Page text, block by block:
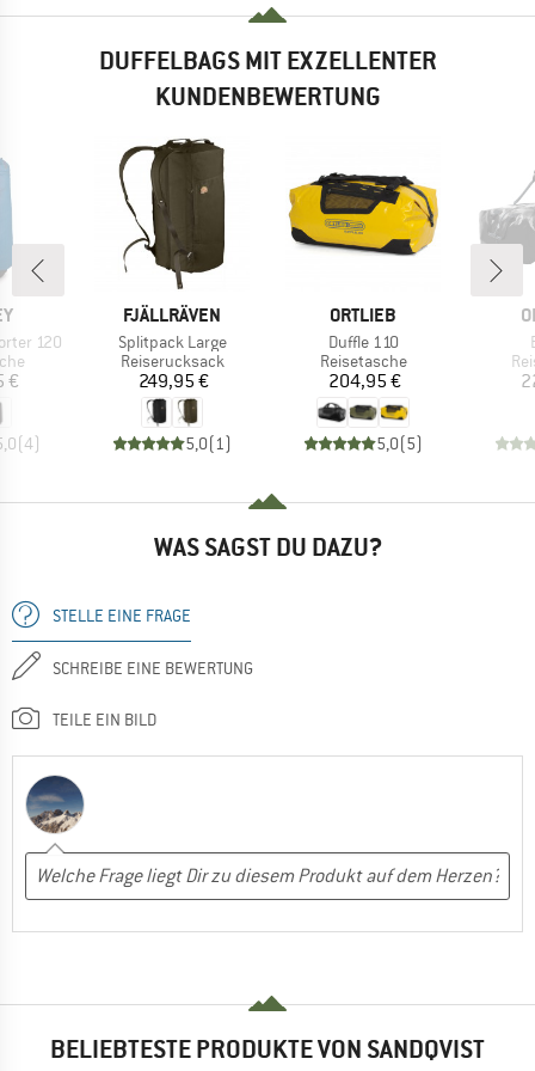
DUFFELBAGS MIT EXZELLENTER
KUNDENBEWERTUNG
120
€
(4)
MARKE
FJÄLLRÄVEN
Artikel
Splitpack Large
Produktgruppe
Reiserucksack
Preis
249,95 €
5,0(1)
MARKE
ORTLIEB
Artikel
Duffle 110
Produktgruppe
Reisetasche
Preis
204,95 €
5,0(5)
WAS SAGST DU DAZU?
STELLE EINE FRAGE
SCHREIBE EINE BEWERTUNG
TEILE EIN BILD
BELIEBTESTE PRODUKTE VON SANDQVIST